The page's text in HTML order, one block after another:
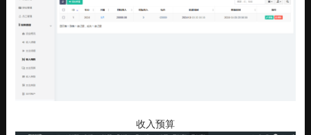
收入预算